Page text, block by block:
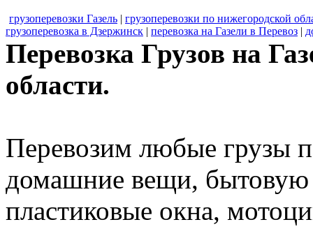
грузоперевозки Газель | грузоперевозки по нижегородской
грузоперевозка в Дзержинск | перевозка на Газели в Перевоз |
Перевозка Грузов на
области.
Перевозим любые грузы
домашние вещи, бытовую
пластиковые окна,